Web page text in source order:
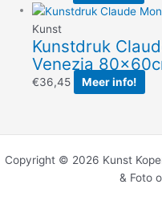
Kunst
Kunstdruk
Venezia
€36,45 Meer info!
Copyright © 2026 Kunst
& Foto